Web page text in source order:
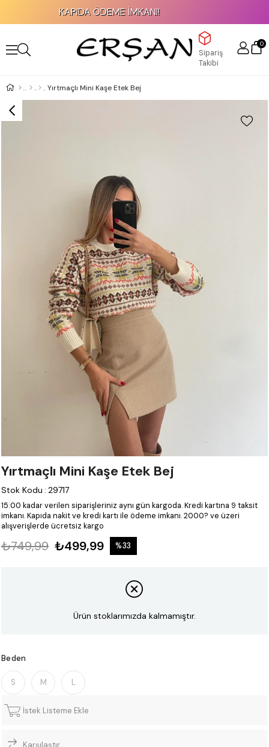
KAPIDA ÖDEME İMKANI!
Sipariş
Takibi
0
Yırtmaçlı Mini Kaşe Etek Bej
Yırtmaçlı Mini Kaşe Etek Bej
Stok Kodu : 29717
15:00 kadar verilen siparişleriniz aynı gün kargoda.Kredi kartına 9 taksit
imkanı.Kapıda nakit ve kredi kartı ile ödeme imkanı.2000? ve üzeri
alışverişlerde ücretsiz kargo
₺749,99 ₺499,99 %33
Ürün stoklarımızda kalmamıştır.
Beden
S M L
İstek Listeme Ekle
Karşılaştır